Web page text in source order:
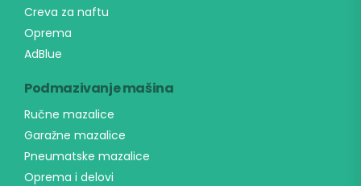
Creva za naftu
Oprema
AdBlue
Podmazivanje mašina
Ručne mazalice
Garažne mazalice
Pneumatske mazalice
Oprema i delovi